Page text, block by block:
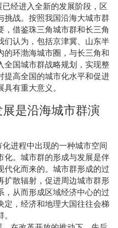
经进入全新的发展阶段，区
挑战。按照我国沿海大城市群
，借鉴珠三角城市群和长三角
们认为，包括京津冀、山东半
的环渤海城市圈，与长三角和
全国城市群战略规划，实现整
提高全国的城市化水平和促进
有重大意义。
是沿海城市群演
进程中出现的一种城市空间
化。城市群的形成与发展是伴
代化而来的。城市群形成的过
扩散辐射，促进周边城市群形
，从而形成区域经济中心的过
定，经济和地理大国往往会梯